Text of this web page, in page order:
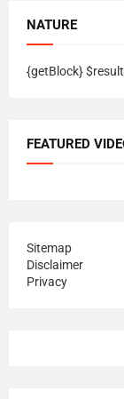
NATURE
{getBlock}
FEATURED
Sitemap
Disclaimer
Privacy